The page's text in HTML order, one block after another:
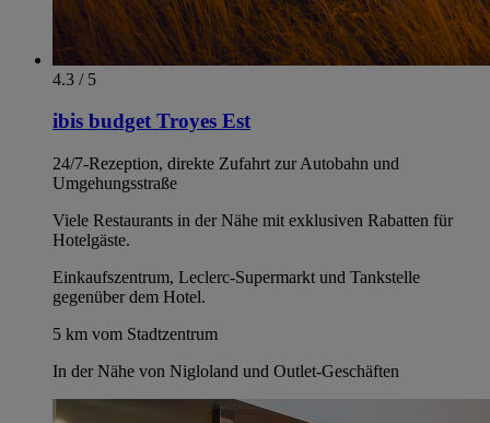
4.3 / 5
ibis budget Troyes Est
24/7-Rezeption, direkte Zufahrt zur Autobahn und
Umgehungsstraße
Viele Restaurants in der Nähe mit exklusiven Rabatten für
Hotelgäste.
Einkaufszentrum, Leclerc-Supermarkt und Tankstelle
gegenüber dem Hotel.
5 km vom Stadtzentrum
In der Nähe von Nigloland und Outlet-Geschäften